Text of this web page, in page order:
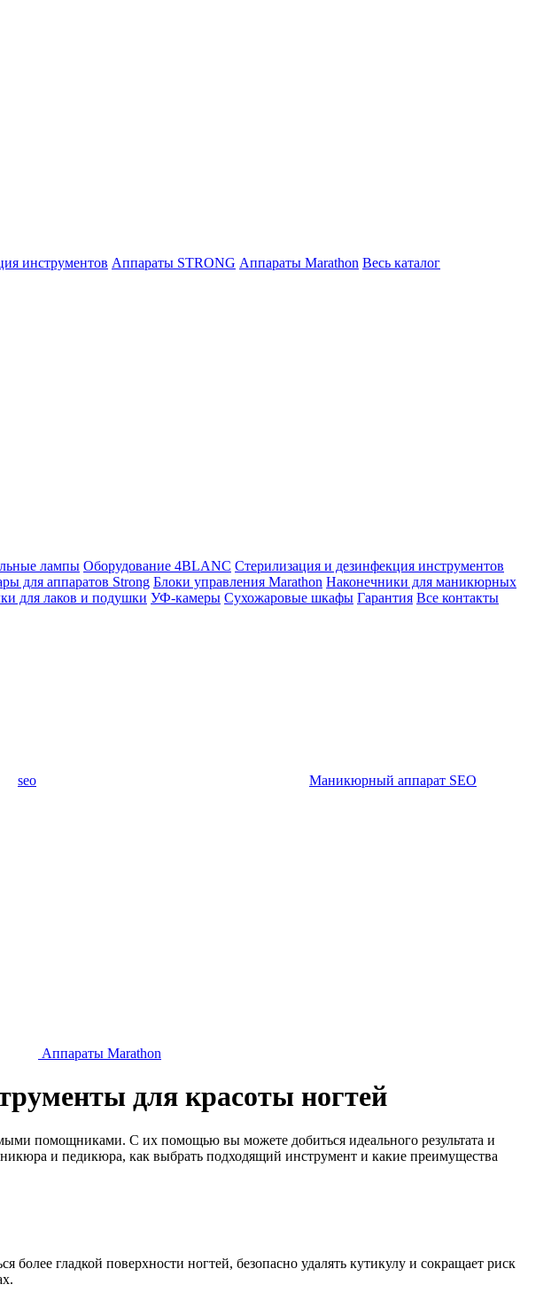
инструментов Аппараты STRONG Аппараты Marathon Весь каталог
лампы Оборудование 4BLANC Стерилизация и дезинфекция инструментов
для аппаратов Strong Блоки управления Marathon Наконечники для маникюрных
для лаков и подушки УФ-камеры Сухожаровые шкафы Гарантия Все контакты
seo Маникюрный аппарат SEO
Аппараты Marathon
для красоты ногтей
помощниками. С их помощью вы можете добиться идеального результата и
и педикюра, как выбрать подходящий инструмент и какие преимущества
гладкой поверхности ногтей, безопасно удалять кутикулу и сокращает риск